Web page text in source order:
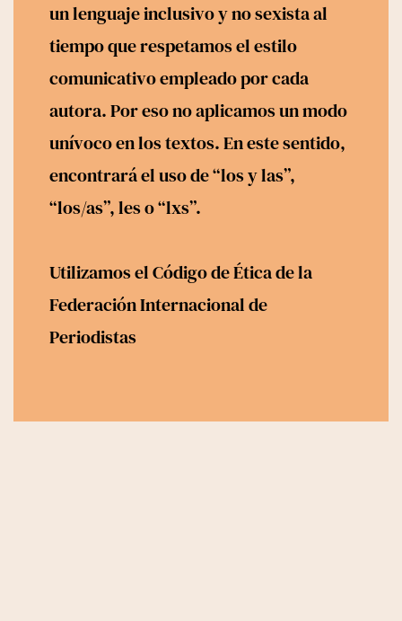
Entrevistas
Noticias
Recursos
Uncategorized
un lenguaje inclusivo y no sexista al
tiempo que respetamos el estilo
comunicativo empleado por cada
autora. Por eso no aplicamos un modo
unívoco en los textos. En este sentido,
encontrará el uso de “los y las”,
“los/as”, les o “lxs”.
Utilizamos elCódigo de Éticade la
Federación Internacional de
Periodistas